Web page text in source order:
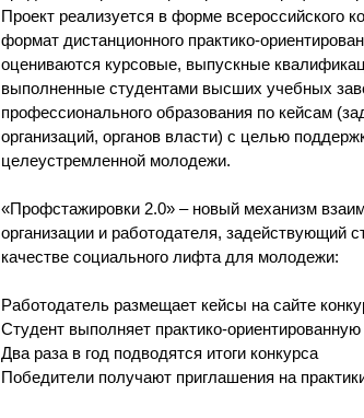
Проект реализуется в форме всероссийского
формат дистанционного практико-
оцениваются курсовые, выпускные
выполненные студентами высших учебных
профессионального образования по кейсам
организаций, органов власти) с целью
целеустремленной молодежи.
«Профстажировки 2.0» – новый механизм
организации и работодателя, задействующий
качестве социального лифта для молодежи:
Работодатель размещает кейсы на сайте
Студент выполняет практико-
Два раза в год подводятся итоги конкурса
Победители получают приглашения на